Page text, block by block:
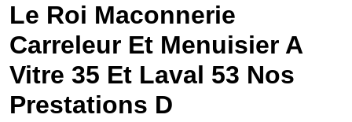
Le Roi Maconnerie
Carreleur Et Menuisier A
Vitre 35 Et Laval 53 Nos
Prestations D